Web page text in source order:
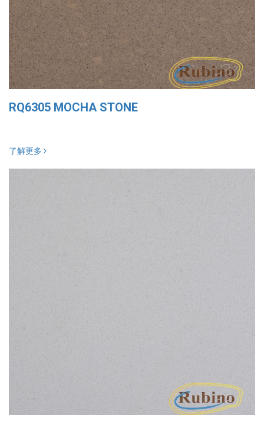
RQ6305 MOCHA STONE
了解更多